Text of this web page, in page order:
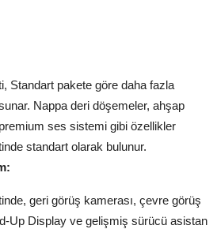
Standart pakete göre daha fazla
Nappa deri döşemeler, ahşap
ses sistemi gibi özellikler
standart olarak bulunur.
geri görüş kamerası, çevre görüş
Up Display ve gelişmiş sürücü asistan